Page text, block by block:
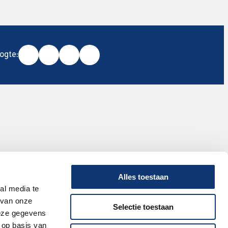
media te
onze
gegevens
basis van
Alles toestaan
Selectie toestaan